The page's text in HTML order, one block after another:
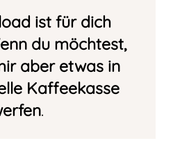
ist für dich
du möchtest,
aber etwas in
Kaffeekasse
.